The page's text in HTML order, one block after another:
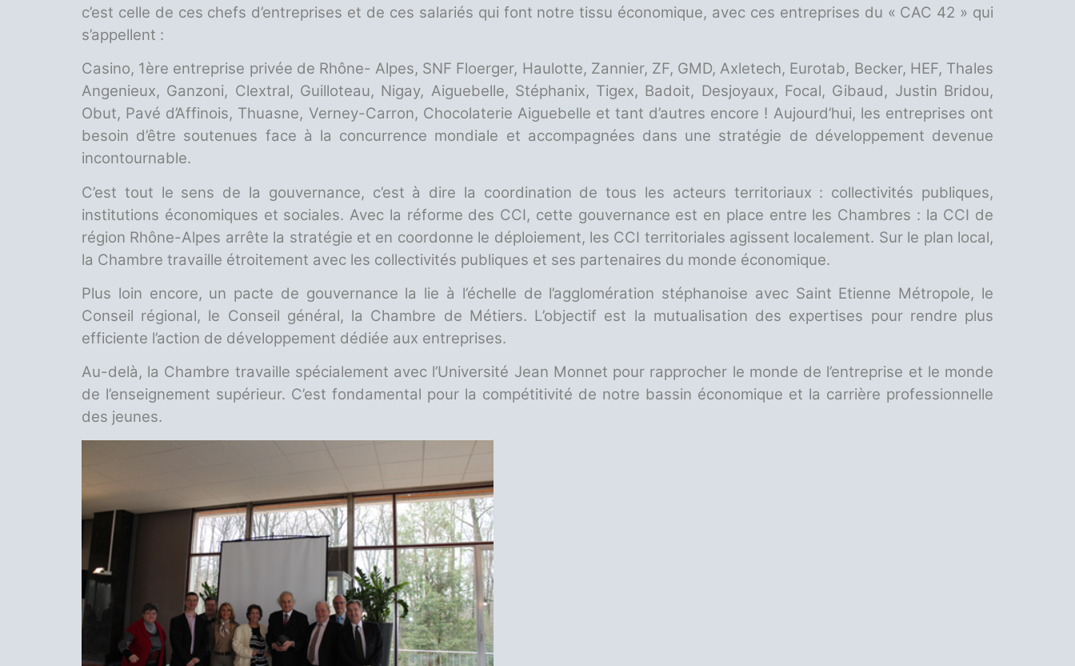
c’est celle de ces chefs d’entreprises et de ces salariés qui font notre tissu économique, avec ces entreprises du « CAC 42 » qui
s’appellent :
Casino, 1ère entreprise privée de Rhône- Alpes, SNF Floerger, Haulotte, Zannier, ZF, GMD, Axletech, Eurotab, Becker, HEF, Thales
Angenieux, Ganzoni, Clextral, Guilloteau, Nigay, Aiguebelle, Stéphanix, Tigex, Badoit, Desjoyaux, Focal, Gibaud, Justin Bridou,
Obut, Pavé d’Affinois, Thuasne, Verney-Carron, Chocolaterie Aiguebelle et tant d’autres encore ! Aujourd’hui, les entreprises ont
besoin d’être soutenues face à la concurrence mondiale et accompagnées dans une stratégie de développement devenue
incontournable.
C’est tout le sens de la gouvernance, c’est à dire la coordination de tous les acteurs territoriaux : collectivités publiques,
institutions économiques et sociales. Avec la réforme des CCI, cette gouvernance est en place entre les Chambres : la CCI de
région Rhône-Alpes arrête la stratégie et en coordonne le déploiement, les CCI territoriales agissent localement. Sur le plan local,
la Chambre travaille étroitement avec les collectivités publiques et ses partenaires du monde économique.
Plus loin encore, un pacte de gouvernance la lie à l’échelle de l’agglomération stéphanoise avec Saint Etienne Métropole, le
Conseil régional, le Conseil général, la Chambre de Métiers. L’objectif est la mutualisation des expertises pour rendre plus
efficiente l’action de développement dédiée aux entreprises.
Au-delà, la Chambre travaille spécialement avec l’Université Jean Monnet pour rapprocher le monde de l’entreprise et le monde
de l’enseignement supérieur. C’est fondamental pour la compétitivité de notre bassin économique et la carrière professionnelle
des jeunes.